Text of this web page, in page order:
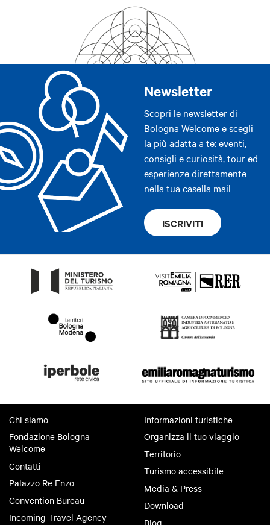
Newsletter
Scopri le newsletter di
Bologna Welcome e scegli
la più adatta a te: eventi,
consigli e curiosità, tour ed
esperienze direttamente
nella tua casella mail
ISCRIVITI
Chi siamo
Fondazione Bologna
Welcome
Contatti
Palazzo Re Enzo
Convention Bureau
Incoming Travel Agency
Informazioni turistiche
Organizza il tuo viaggio
Territorio
Turismo accessibile
Media & Press
Download
Blog